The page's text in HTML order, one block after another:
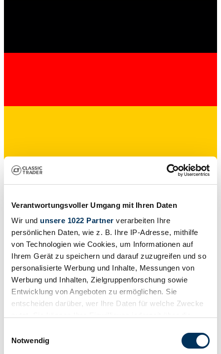
Verantwortungsvoller Umgang mit Ihren Daten
Wir und unsere 1022 Partner verarbeiten Ihre
persönlichen Daten, wie z. B. Ihre IP-Adresse, mithilfe
von Technologien wie Cookies, um Informationen auf
Ihrem Gerät zu speichern und darauf zuzugreifen und so
personalisierte Werbung und Inhalte, Messungen von
Werbung und Inhalten, Zielgruppenforschung sowie
Entwicklung von Angeboten zu ermöglichen. Sie
entscheiden darüber, wer Ihre Daten für welche Zwecke
Trigger Symbol ändern oder widerrufen
Notwendig
Verkoper
Verkoper
Deze advertentie is verlopen